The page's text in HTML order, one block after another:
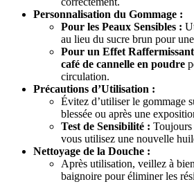
Personnalisation du Gommage :
Pour les Peaux Sensibles :
au lieu du sucre brun pour
Pour un Effet
café de cannelle en poudre
circulation.
Précautions d’Utilisation :
Évitez d’utiliser le gommage
blessée ou après une
Test de Sensibilité : Toujours
vous utilisez une nouvelle
Nettoyage de la Douche :
Après utilisation, veillez à
baignoire pour éliminer les